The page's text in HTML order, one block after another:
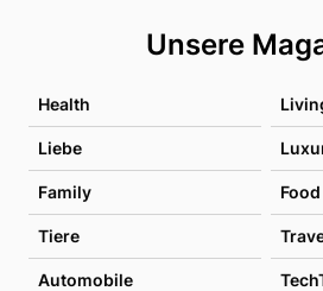
Unsere
Health
Liebe
Family Food
Tiere
Automobile